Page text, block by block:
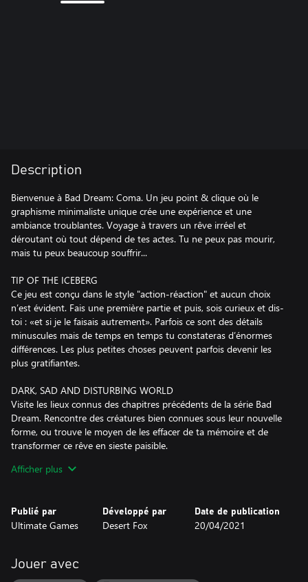
Description
Bienvenue à Bad Dream: Coma. Un jeu point & clique où le
graphisme minimaliste unique crée une expérience et une
ambiance troublantes. Voyage à travers un rêve irréel et
déroutant où tout dépend de tes actes. Tu ne peux pas mourir,
mais tu peux beaucoup souffrir...
TIP OF THE ICEBERG
Ce jeu est conçu dans le style "action-réaction" et aucun choix
n’est évident. Fais une première partie et puis, sois curieux et dis-
toi : «et si je le faisais autrement». Parfois ce sont des détails
minuscules mais de temps en temps tu constateras d’énormes
différences. Les plus petites choses peuvent parfois devenir les
plus gratifiantes.
DARK, SAD AND DISTURBING WORLD
Visite les lieux connus des chapitres précédents de la série Bad
Dream. Rencontre des créatures bien connues sous leur nouvelle
forme, ou trouve le moyen de les effacer de ta mémoire et de
transformer ce rêve en sieste paisible.
* un monde à l’ambiance très particulière créé par un design
* un jeu non linéaire avec une possibilité élevée de rejouer
* contenu caché pour les joueurs curieux
Afficher plus
Publié par
Ultimate Games
Développé par
Desert Fox
Date de publication
20/04/2021
Jouer avec